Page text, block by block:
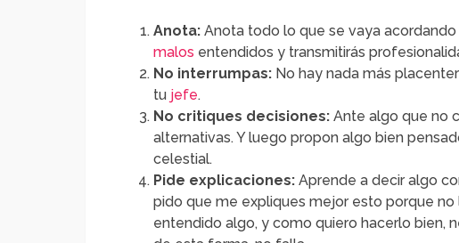
Anota: Anota todo lo que se vaya
malos entendidos y transmitirás
No interrumpas: No hay nada más
tu jefe.
No critiques decisiones: Ante algo que no
alternativas. Y luego propon algo bien
celestial.
Pide explicaciones: Aprende a decir algo
pido que me expliques mejor esto porque
entendido algo, y como quiero hacerlo bien,